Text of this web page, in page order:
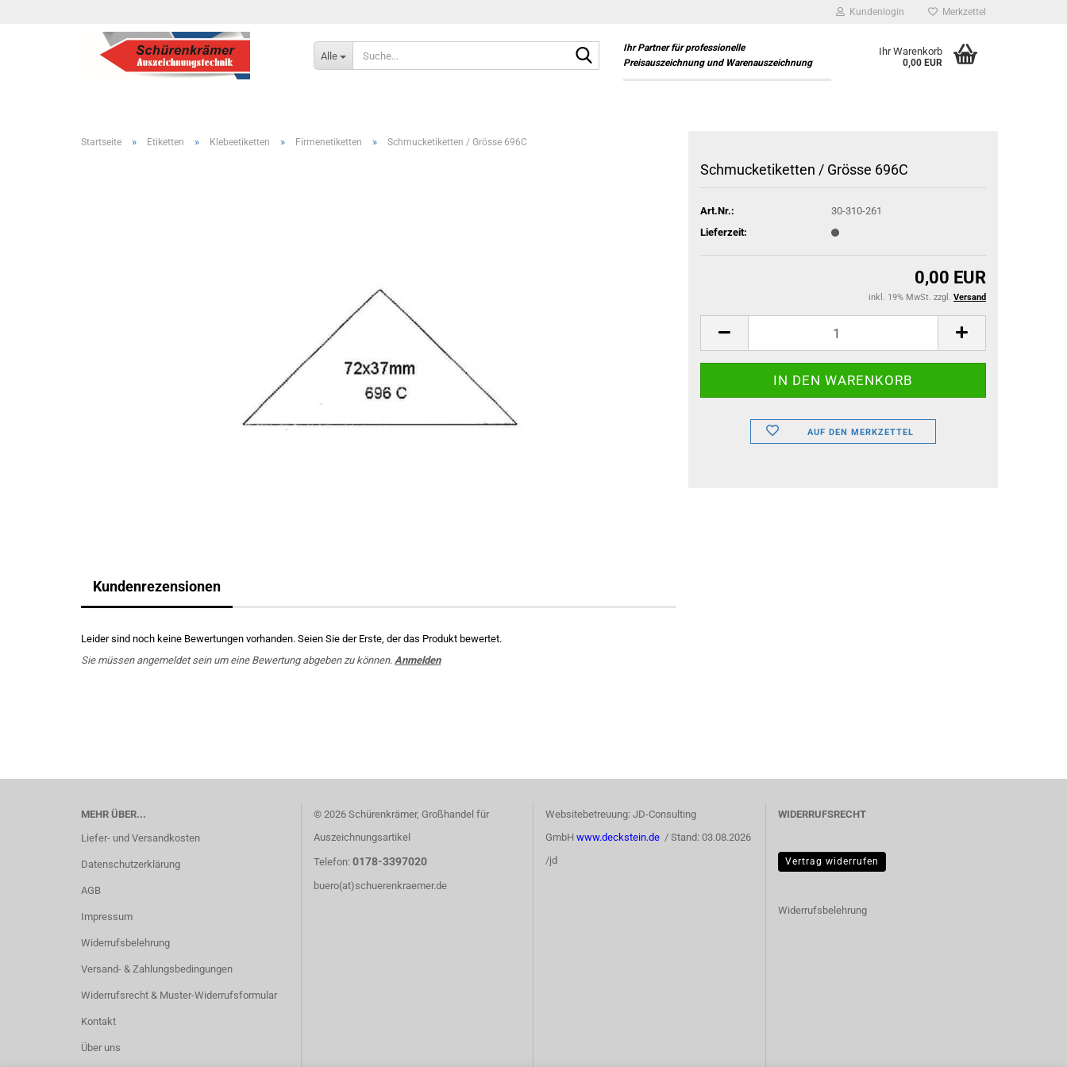
Kundenlogin Merkzettel
Alle
Suche...Ihr Partner für professionelle
Preisauszeichnung und Warenauszeichnung
Ihr Warenkorb
0,00 EUR
Startseite » Etiketten » Klebeetiketten » Firmenetiketten » Schmucketiketten / Grösse 696C
Schmucketiketten / Grösse 696C
Art.Nr.:
30-310-261
Lieferzeit:
0,00 EUR
inkl. 19% MwSt. zzgl. Versand
AUF DEN MERKZETTEL
Kundenrezensionen
Leider sind noch keine Bewertungen vorhanden. Seien Sie der Erste, der das Produkt bewertet.
Sie müssen angemeldet sein um eine Bewertung abgeben zu können. Anmelden
MEHR ÜBER...
Liefer- und Versandkosten
Datenschutzerklärung
AGB
Impressum
Widerrufsbelehrung
Versand- & Zahlungsbedingungen
Widerrufsrecht & Muster-Widerrufsformular
Kontakt
Über uns
© 2026 Schürenkrämer, Großhandel für
Auszeichnungsartikel
Telefon: 0178-3397020
buero(at)schuerenkraemer.de
Websitebetreuung: JD-Consulting
GmbH www.deckstein.de / Stand: 03.08.2026
/jd
WIDERRUFSRECHT
Vertrag widerrufen
Widerrufsbelehrung